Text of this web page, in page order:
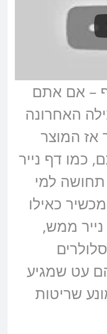
– אם אתם
האחרונה
אז המוצר
כמו דף נייר
תחושה למי
כאילו
ממש,
עט שמגיע
שריטות